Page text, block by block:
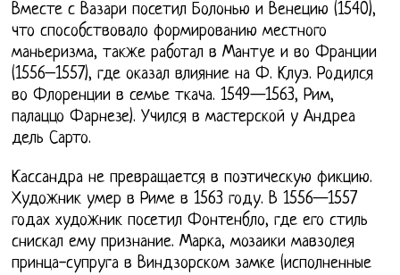
Вместе с Вазари посетил Болонью и Венецию (1540),
что способствовало формированию местного
маньеризма, также работал в Мантуе и во Франции
(1556–1557), где оказал влияние на Ф. Клуэ. Родился
во Флоренции в семье ткача. 1549—1563, Рим,
палаццо Фарнезе). Учился в мастерской у Андреа
дель Сарто.
Кассандра не превращается в поэтическую фикцию.
Художник умер в Риме в 1563 году. В 1556—1557
годах художник посетил Фонтенбло, где его стиль
снискал ему признание. Марка, мозаики мавзолея
принца-супруга в Виндзорском замке (исполненные